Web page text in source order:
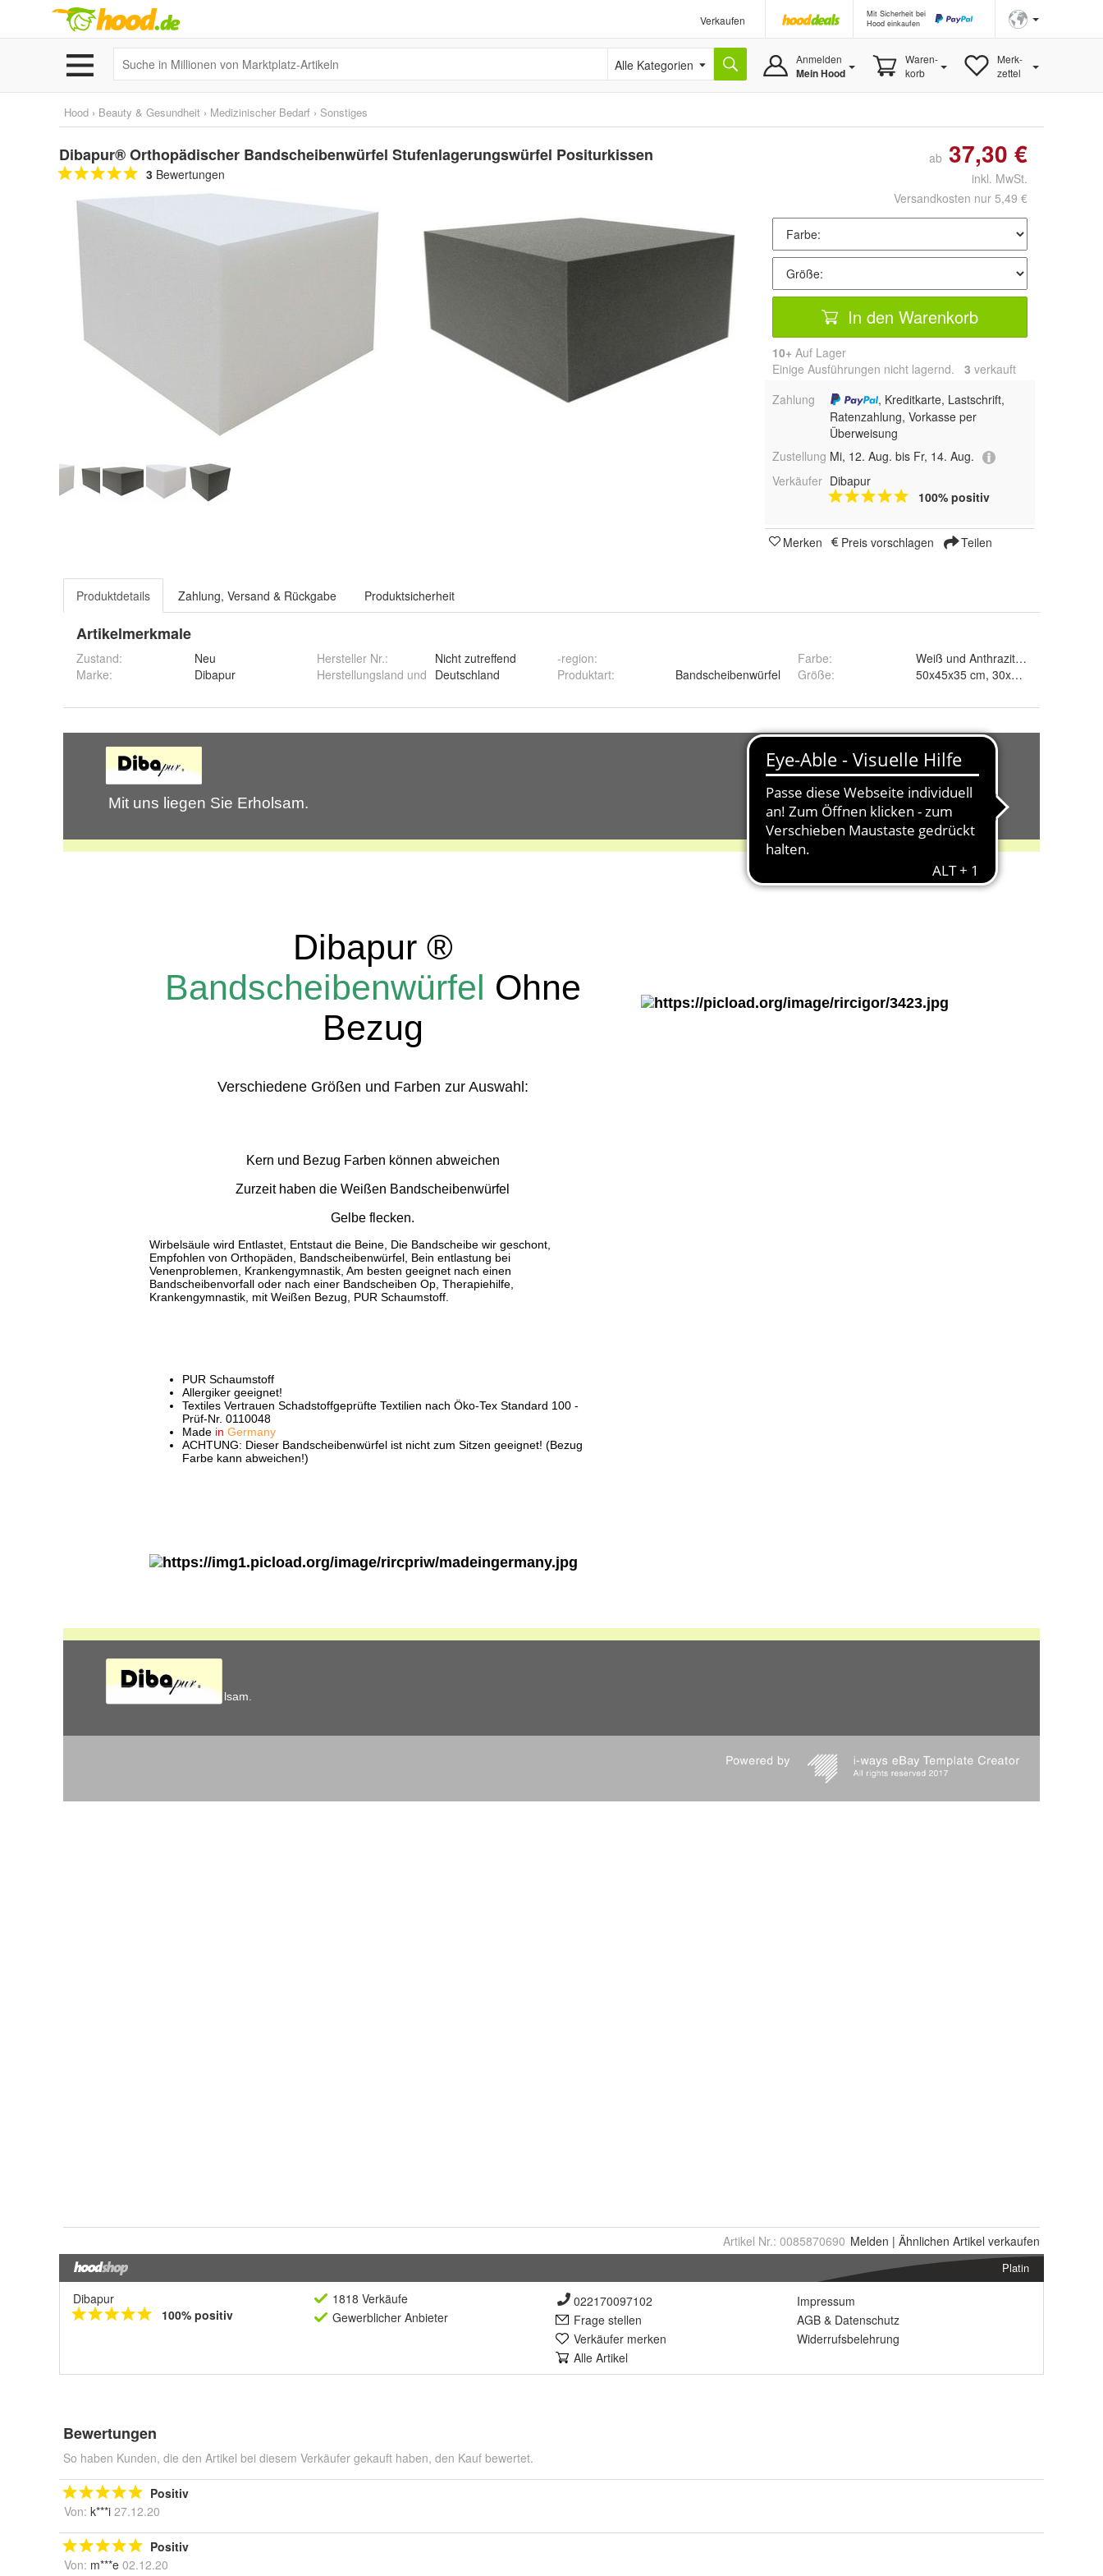
Verkaufen
Mit Sicherheit bei
Hood einkaufen
Alle Kategorien Anmelden
Mein Hood
Waren-
korb
Merk-
zettel
Hood › Beauty & Gesundheit › Medizinischer Bedarf › Sonstiges
Dibapur® Orthopädischer Bandscheibenwürfel Stufenlagerungswürfel Positurkissen
3 Bewertungen
ab 37,30 €
inkl. MwSt.
Versandkosten nur 5,49 €
In den Warenkorb
10+ Auf Lager
Einige Ausführungen nicht lagernd. 3 verkauft
Zahlung
, Kreditkarte, Lastschrift,
Ratenzahlung, Vorkasse per
Überweisung
Zustellung Mi, 12. Aug. bis Fr, 14. Aug.
Verkäufer Dibapur
100% positiv
Merken Preis vorschlagen Teilen
Produktdetails Zahlung, Versand & Rückgabe Produktsicherheit
Artikelmerkmale
Zustand:
Neu
Marke:
Dibapur
Hersteller Nr.:
Nicht zutreffend
Herstellungsland und
-region:
Deutschland
Produktart: Bandscheibenwürfel
Farbe:
Weiß und Anthrazit/Schwarz
Größe:
Artikel Nr.: 0085870690 Melden | Ähnlichen Artikel verkaufen
Platin
Dibapur
100% positiv
1818 Verkäufe
Gewerblicher Anbieter
022170097102
Frage stellen
Verkäufer merken
Alle Artikel
Impressum
AGB & Datenschutz
Widerrufsbelehrung
Bewertungen
So haben Kunden, die den Artikel bei diesem Verkäufer gekauft haben, den Kauf bewertet.
Positiv
Von: k***i 27.12.20
Positiv
Von: m***e 02.12.20